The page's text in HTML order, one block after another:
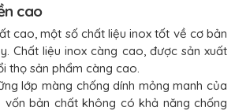
cao
cao, một số chất liệu inox tốt về cơ bản
Chất liệu inox càng cao, được sản xuất
thọ sản phẩm càng cao.
lớp màng chống dính mỏng manh của
bản chất không có khả năng chống